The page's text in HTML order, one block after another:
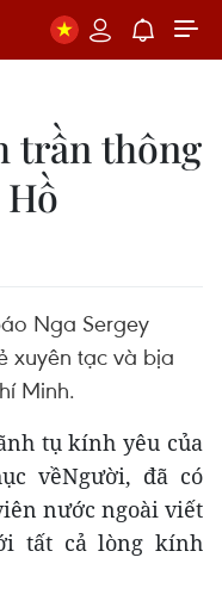
trần thông
Nga Sergey
xuyên tạc và bịa
Minh.
tụ kính yêu của
vềNgười, đã có
nước ngoài viết
tất cả lòng kính